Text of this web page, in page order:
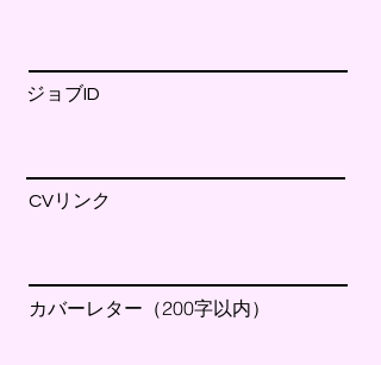
ジョブID
CVリンク
カバーレター（200字以内）